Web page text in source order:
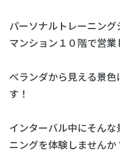
パーソナルトレーニン
マンション１０階で営業
ベランダから見える景
す！
インターバル中にそん
ニングを体験しませんか